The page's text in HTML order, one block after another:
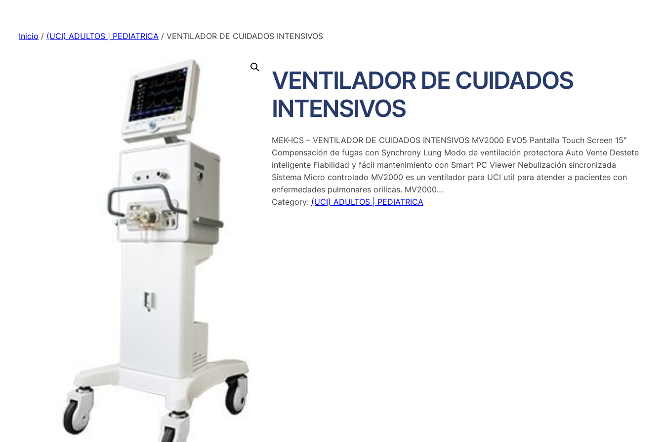
Inicio / (UCI) ADULTOS | PEDIATRICA / VENTILADOR DE CUIDADOS INTENSIVOS
VENTILADOR DE CUIDADOS
INTENSIVOS
MEK-ICS – VENTILADOR DE CUIDADOS INTENSIVOS MV2000 EVO5 Pantalla Touch Screen 15″
Compensación de fugas con Synchrony Lung Modo de ventilación protectora Auto Vente Destete
inteligente Fiabilidad y fácil mantenimiento con Smart PC Viewer Nebulización sincronizada
Sistema Micro controlado MV2000 es un ventilador para UCI util para atender a pacientes con
enfermedades pulmonares orilicas. MV2000…
Category: (UCI) ADULTOS | PEDIATRICA